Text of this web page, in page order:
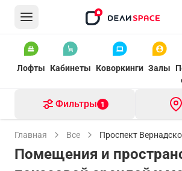
Лофты Кабинеты Коворкинги Залы
Фильтры 1
Главная Все Проспект
Помещения и